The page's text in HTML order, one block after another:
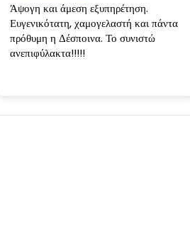
Άψογη και άμεση εξυπηρέτηση.
Ευγενικότατη, χαμογελαστή και πάντα
πρόθυμη η Δέσποινα. Το συνιστώ
ανεπιφύλακτα!!!!!